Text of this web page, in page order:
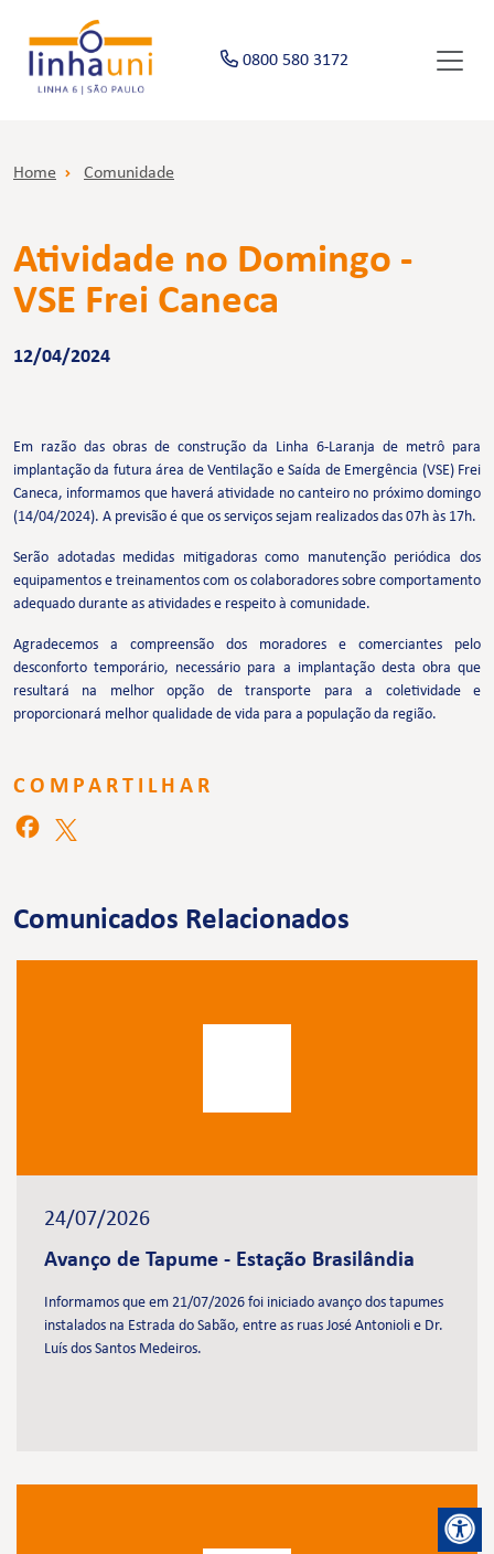
0800 580 3172
Home Comunidade
Atividade no Domingo -
VSE Frei Caneca
12/04/2024
Em razão das obras de construção da Linha 6-Laranja de metrô para
implantação da futura área de Ventilação e Saída de Emergência (VSE) Frei
Caneca, informamos que haverá atividade no canteiro no próximo domingo
(14/04/2024). A previsão é que os serviços sejam realizados das 07h às 17h.
Serão adotadas medidas mitigadoras como manutenção periódica dos
equipamentos e treinamentos com os colaboradores sobre comportamento
adequado durante as atividades e respeito à comunidade.
Agradecemos a compreensão dos moradores e comerciantes pelo
desconforto temporário, necessário para a implantação desta obra que
resultará na melhor opção de transporte para a coletividade e
proporcionará melhor qualidade de vida para a população da região.
COMPARTILHAR
Comunicados Relacionados
24/07/2026
Avanço de Tapume - Estação Brasilândia
Informamos que em 21/07/2026 foi iniciado avanço dos tapumes
instalados na Estrada do Sabão, entre as ruas José Antonioli e Dr.
Luís dos Santos Medeiros.